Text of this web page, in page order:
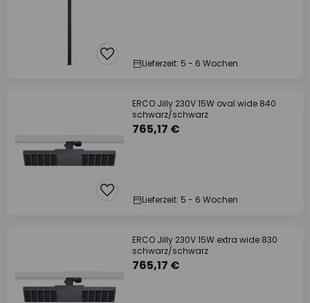
Lieferzeit: 5 - 6 Wochen
ERCO Jilly 230V 15W oval wide 840
schwarz/schwarz
765,17 €
Lieferzeit: 5 - 6 Wochen
ERCO Jilly 230V 15W extra wide 830
schwarz/schwarz
765,17 €